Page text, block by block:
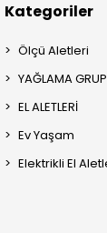
Kategoriler
Ölçü Aletleri
YAĞLAMA
EL ALETLERİ
Ev Yaşam
Elektrikli El